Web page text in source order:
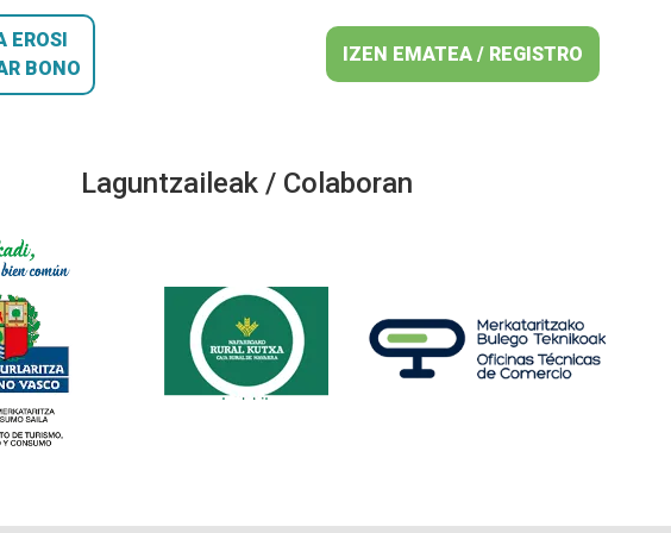
EROSI
BONO
IZEN EMATEA / REGISTRO
Laguntzaileak / Colaboran